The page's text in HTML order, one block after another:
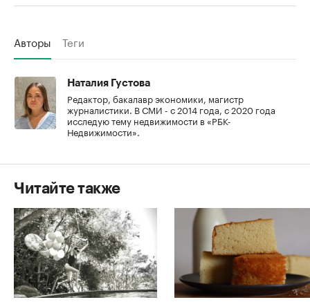
Авторы Теги
Наталия Густова
Редактор, бакалавр экономики, магистр
журналистики. В СМИ - с 2014 года, с 2020 года
исследую тему недвижимости в «РБК-
Недвижимости».
Читайте также